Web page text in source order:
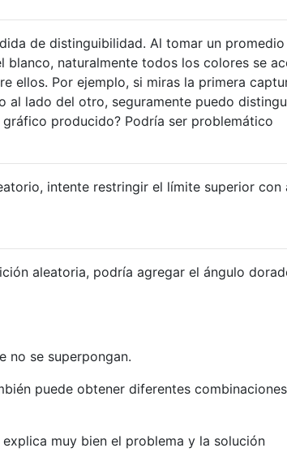
de distinguibilidad. Al tomar un
naturalmente todos los colores se
ellos. Por ejemplo, si miras la primera
al lado del otro, seguramente puedo
producido? Podría ser problemático
intente restringir el límite superior con
aleatoria, podría agregar el ángulo
no se superpongan.
puede obtener diferentes
muy bien el problema y la solución